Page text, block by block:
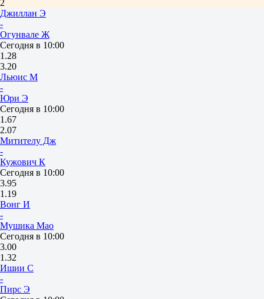
2
Джиллан Э
-
Огунвале Ж
Сегодня в 10:00
1.28
3.20
Льюис М
-
Юри Э
Сегодня в 10:00
1.67
2.07
Митителу Дж
-
Кужович К
Сегодня в 10:00
3.95
1.19
Вонг И
-
Мушика Мао
Сегодня в 10:00
3.00
1.32
Ишии С
-
Пирс Э